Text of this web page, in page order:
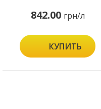
842.00 грн/л
КУПИТЬ